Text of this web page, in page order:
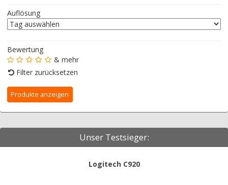
Auflösung
Bewertung
& mehr
Filter zurücksetzen
Unser Testsieger:
Logitech C920